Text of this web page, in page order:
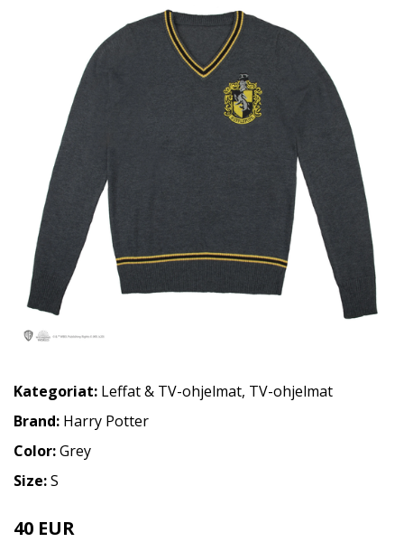
Kategoriat: Leffat & TV-ohjelmat, TV-ohjelmat
Brand: Harry Potter
Color:Grey
Size:S
40 EUR